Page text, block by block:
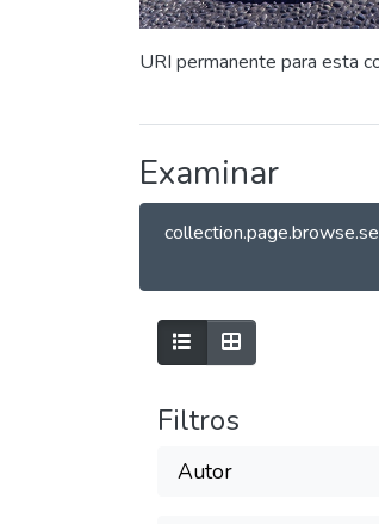
URI permanente para esta
Examinar
Filtros
Autor